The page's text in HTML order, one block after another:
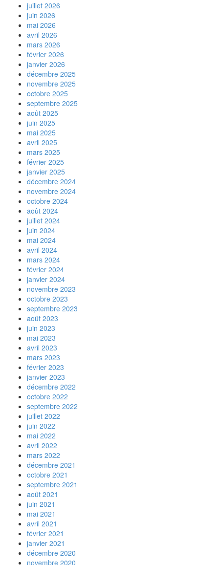
juillet 2026
juin 2026
mai 2026
avril 2026
mars 2026
février 2026
janvier 2026
décembre 2025
novembre 2025
octobre 2025
septembre 2025
août 2025
juin 2025
mai 2025
avril 2025
mars 2025
février 2025
janvier 2025
décembre 2024
novembre 2024
octobre 2024
août 2024
juillet 2024
juin 2024
mai 2024
avril 2024
mars 2024
février 2024
janvier 2024
novembre 2023
octobre 2023
septembre 2023
août 2023
juin 2023
mai 2023
avril 2023
mars 2023
février 2023
janvier 2023
décembre 2022
octobre 2022
septembre 2022
juillet 2022
juin 2022
mai 2022
avril 2022
mars 2022
décembre 2021
octobre 2021
septembre 2021
août 2021
juin 2021
mai 2021
avril 2021
février 2021
janvier 2021
décembre 2020
novembre 2020